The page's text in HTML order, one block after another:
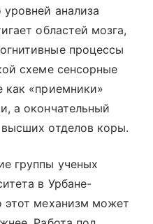
анализа
областей мозга,
процессы
схеме сенсорные
как «приемники»
а окончательный
отделов коры.
группы ученых
в Урбане-
этот механизм может